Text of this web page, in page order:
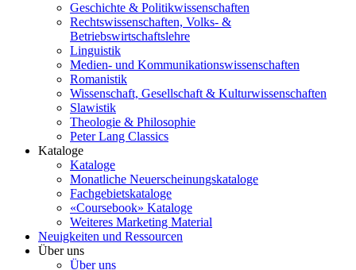
Geschichte & Politikwissenschaften
Rechtswissenschaften, Volks- &
Betriebswirtschaftslehre
Linguistik
Medien- und Kommunikationswissenschaften
Romanistik
Wissenschaft, Gesellschaft & Kulturwissenschaften
Slawistik
Theologie & Philosophie
Peter Lang Classics
Kataloge
Kataloge
Monatliche Neuerscheinungskataloge
Fachgebietskataloge
«Coursebook» Kataloge
Weiteres Marketing Material
Neuigkeiten und Ressourcen
Über uns
Über uns